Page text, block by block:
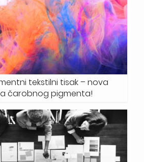
tekstilni tisak – nova
čarobnog pigmenta!